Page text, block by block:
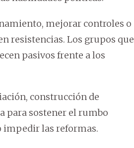
mejorar controles o
resistencias. Los grupos que
pasivos frente a los
construcción de
para sostener el rumbo
impedir las reformas.